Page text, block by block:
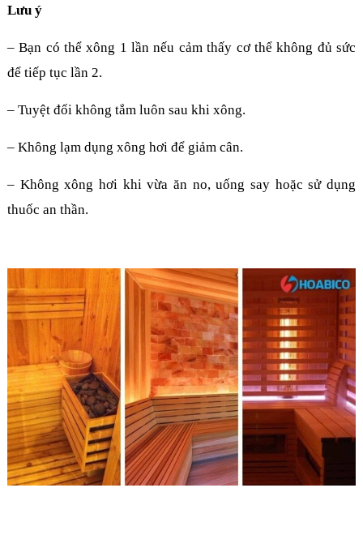
Lưu ý
– Bạn có thể xông 1 lần nếu cảm thấy cơ thể không đủ sức
để tiếp tục lần 2.
– Tuyệt đối không tắm luôn sau khi xông.
– Không lạm dụng xông hơi để giảm cân.
– Không xông hơi khi vừa ăn no, uống say hoặc sử dụng
thuốc an thần.